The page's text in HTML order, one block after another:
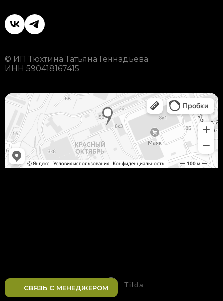
СВЯЗЬ С МЕНЕДЖЕРОМ
© ИП Тюхтина Татьяна Геннадьева
ИНН 590418167415
Made on Tilda